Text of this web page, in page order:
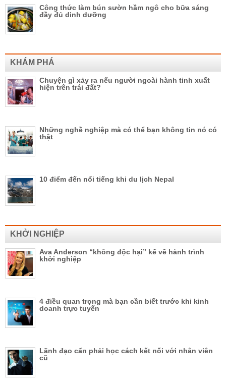
Công thức làm bún sườn hầm ngô cho bữa sáng
đầy đủ dinh dưỡng
KHÁM PHÁ
Chuyện gì xảy ra nếu người ngoài hành tinh xuất
hiện trên trái đất?
Những nghề nghiệp mà có thể bạn không tin nó có
thật
10 điểm đến nổi tiếng khi du lịch Nepal
KHỞI NGHIỆP
Ava Anderson “không độc hại” kể về hành trình
khởi nghiệp
4 điều quan trọng mà bạn cần biết trước khi kinh
doanh trực tuyến
Lãnh đạo cẩn phải học cách kết nối với nhân viên
cũ